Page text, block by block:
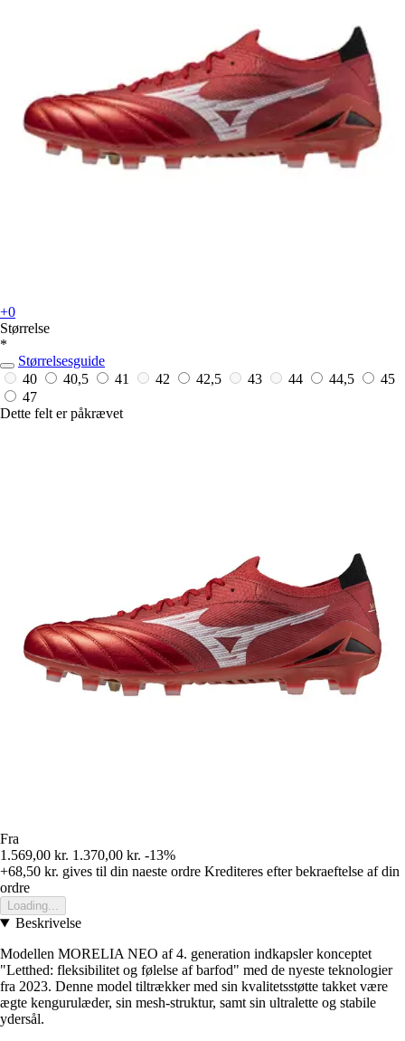
+0
Størrelse
*
Størrelsesguide
40
40,5 41 42 42,5 43 44 44,5
45
47
Dette felt er påkrævet
Fra
1.569,00 kr. 1.370,00 kr. -13%
+68,50 kr. gives til din naeste ordre Krediteres efter bekraeftelse af din
ordre
Loading...
Beskrivelse
Modellen MORELIA NEO af 4. generation indkapsler konceptet
"Letthed: fleksibilitet og følelse af barfod" med de nyeste teknologier
fra 2023. Denne model tiltrækker med sin kvalitetsstøtte takket være
ægte kengurulæder, sin mesh-struktur, samt sin ultralette og stabile
ydersål.